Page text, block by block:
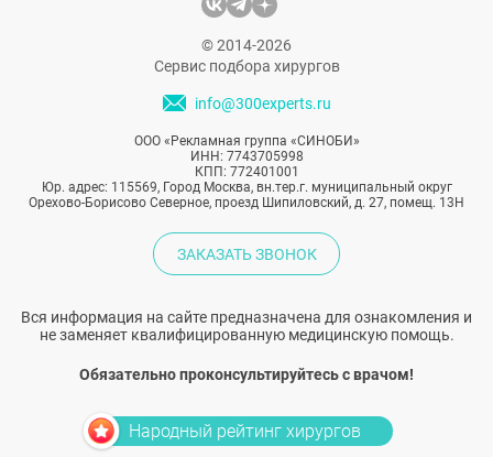
© 2014-2026
Сервис подбора хирургов
info@300experts.ru
ООО «Рекламная группа «СИНОБИ»
ИНН: 7743705998
КПП: 772401001
Юр. адрес: 115569, Город Москва, вн.тер.г. муниципальный округ
Орехово-Борисово Северное, проезд Шипиловский, д. 27, помещ. 13Н
ЗАКАЗАТЬ ЗВОНОК
Вся информация на сайте предназначена для ознакомления и
не заменяет квалифицированную медицинскую помощь.
Обязательно проконсультируйтесь с врачом!
Народный рейтинг хирургов